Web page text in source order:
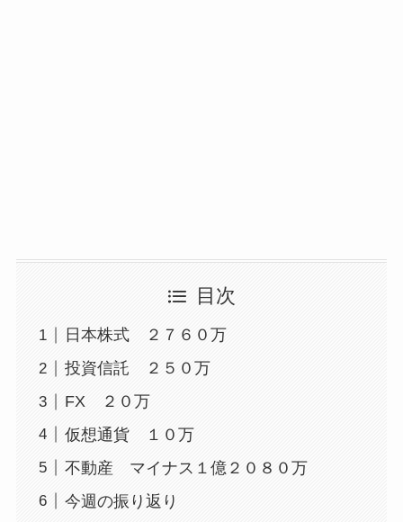
目次
日本株式 ２７６０万
投資信託 ２５０万
FX ２０万
仮想通貨 １０万
不動産 マイナス１億２０８０万
今週の振り返り